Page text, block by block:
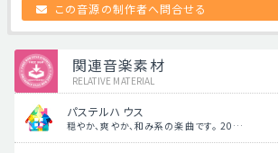
この音源の制作者へ問合せる
関連音楽素材
RELATIVE MATERIAL
パステルハウス
穏やか、爽やか、和み系の楽曲です。 20…